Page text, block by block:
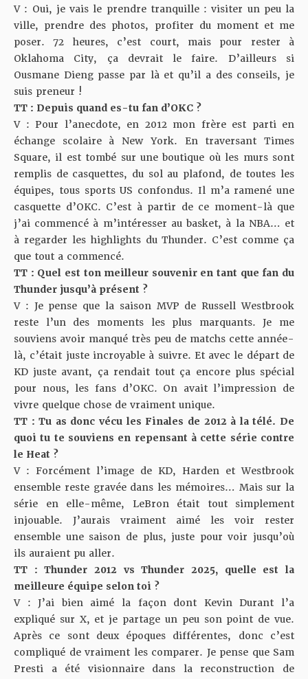
V : Oui, je vais le prendre tranquille : visiter un peu la
ville, prendre des photos, profiter du moment et me
poser. 72 heures, c’est court, mais pour rester à
Oklahoma City, ça devrait le faire. D’ailleurs si
Ousmane Dieng passe par là et qu’il a des conseils, je
suis preneur !
TT : Depuis quand es-tu fan d’OKC ?
V : Pour l’anecdote, en 2012 mon frère est parti en
échange scolaire à New York. En traversant Times
Square, il est tombé sur une boutique où les murs sont
remplis de casquettes, du sol au plafond, de toutes les
équipes, tous sports US confondus. Il m’a ramené une
casquette d’OKC. C’est à partir de ce moment-là que
j’ai commencé à m’intéresser au basket, à la NBA… et
à regarder les highlights du Thunder. C’est comme ça
que tout a commencé.
TT : Quel est ton meilleur souvenir en tant que fan du
Thunder jusqu’à présent ?
V : Je pense que la saison MVP de Russell Westbrook
reste l’un des moments les plus marquants. Je me
souviens avoir manqué très peu de matchs cette année-
là, c’était juste incroyable à suivre. Et avec le départ de
KD juste avant, ça rendait tout ça encore plus spécial
pour nous, les fans d’OKC. On avait l’impression de
vivre quelque chose de vraiment unique.
TT : Tu as donc vécu les Finales de 2012 à la télé. De
quoi tu te souviens en repensant à cette série contre
le Heat ?
V : Forcément l’image de KD, Harden et Westbrook
ensemble reste gravée dans les mémoires… Mais sur la
série en elle-même, LeBron était tout simplement
injouable. J’aurais vraiment aimé les voir rester
ensemble une saison de plus, juste pour voir jusqu’où
ils auraient pu aller.
TT : Thunder 2012 vs Thunder 2025, quelle est la
meilleure équipe selon toi ?
V : J’ai bien aimé la façon dont Kevin Durant l’a
expliqué sur X, et je partage un peu son point de vue.
Après ce sont deux époques différentes, donc c’est
compliqué de vraiment les comparer. Je pense que Sam
Presti a été visionnaire dans la reconstruction de